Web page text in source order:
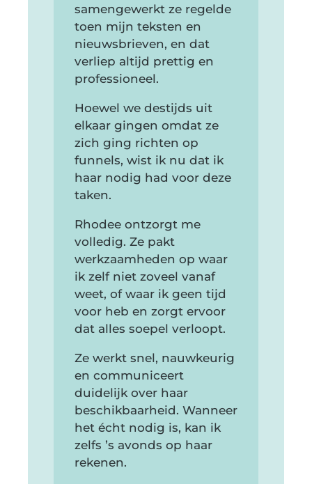
samengewerkt ze regelde
toen mijn teksten en
nieuwsbrieven, en dat
verliep altijd prettig en
professioneel.
Hoewel we destijds uit
elkaar gingen omdat ze
zich ging richten op
funnels, wist ik nu dat ik
haar nodig had voor deze
taken.
Rhodee ontzorgt me
volledig. Ze pakt
werkzaamheden op waar
ik zelf niet zoveel vanaf
weet, of waar ik geen tijd
voor heb en zorgt ervoor
dat alles soepel verloopt.
Ze werkt snel, nauwkeurig
en communiceert
duidelijk over haar
beschikbaarheid. Wanneer
het écht nodig is, kan ik
zelfs ’s avonds op haar
rekenen.